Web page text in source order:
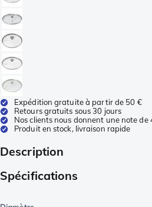
Expédition gratuite à partir de 50 €
Retours gratuits sous 30 jours
Nos clients nous donnent une note de
Produit en stock, livraison rapide
Description
Spécifications